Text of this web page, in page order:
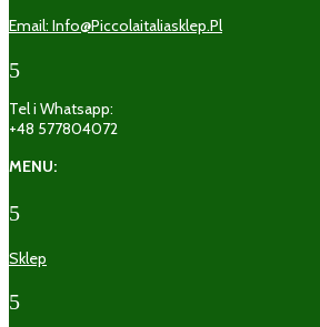
Email: Info@piccolaitaliasklep.pl
5
Tel i Whatsapp:
+48 577804072
MENU:
5
Sklep
5